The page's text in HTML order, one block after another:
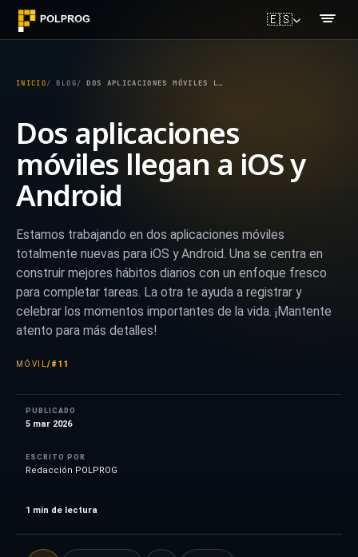
🇪🇸
INICIO BLOG DOS APLICACIONES MÓVILES LLEGAN A IOS Y ANDROID
Dos aplicaciones
móviles llegan a iOS y
Android
Estamos trabajando en dos aplicaciones móviles
totalmente nuevas para iOS y Android. Una se centra en
construir mejores hábitos diarios con un enfoque fresco
para completar tareas. La otra te ayuda a registrar y
celebrar los momentos importantes de la vida. ¡Mantente
atento para más detalles!
MÓVIL /#11
PUBLICADO
5 mar 2026
ESCRITO POR
Redacción POLPROG
1 min de lectura